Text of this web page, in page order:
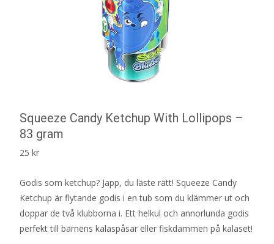
Squeeze Candy Ketchup With Lollipops –
83 gram
25 kr
Godis som ketchup? Japp, du läste rätt! Squeeze Candy
Ketchup är flytande godis i en tub som du klämmer ut och
doppar de två klubborna i. Ett helkul och annorlunda godis
perfekt till barnens kalaspåsar eller fiskdammen på kalaset!